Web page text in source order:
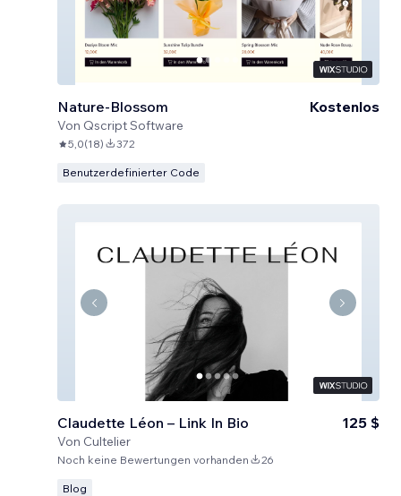
Nature-Blossom
Von Qscript Software
Kostenlos
5,0(18) 372
Benutzerdefinierter Code
Claudette Léon – Link In Bio
Von Cultelier
125 $
Noch keine Bewertungen vorhanden 26
Blog